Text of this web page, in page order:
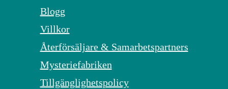
Blogg
Villkor
Återförsäljare & Samarbetspartners
Mysteriefabriken
Tillgänglighetspolicy